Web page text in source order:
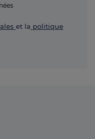
et la politique